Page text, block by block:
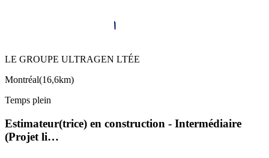
LE GROUPE ULTRAGEN LTÉE
Montréal(16,6km)
Temps plein
Estimateur(trice) en construction - Intermédiaire
(Projet li…